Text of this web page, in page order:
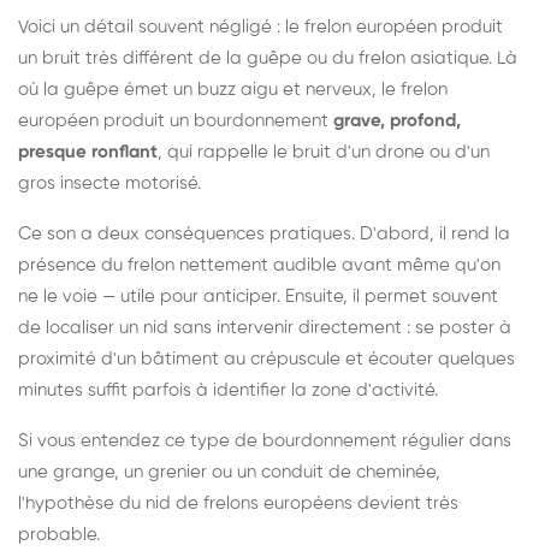
Voici un détail souvent négligé : le frelon européen produit
un bruit très différent de la guêpe ou du frelon asiatique. Là
où la guêpe émet un buzz aigu et nerveux, le frelon
européen produit un bourdonnement grave, profond,
presque ronflant, qui rappelle le bruit d'un drone ou d'un
gros insecte motorisé.
Ce son a deux conséquences pratiques. D'abord, il rend la
présence du frelon nettement audible avant même qu'on
ne le voie — utile pour anticiper. Ensuite, il permet souvent
de localiser un nid sans intervenir directement : se poster à
proximité d'un bâtiment au crépuscule et écouter quelques
minutes suffit parfois à identifier la zone d'activité.
Si vous entendez ce type de bourdonnement régulier dans
une grange, un grenier ou un conduit de cheminée,
l'hypothèse du nid de frelons européens devient très
probable.